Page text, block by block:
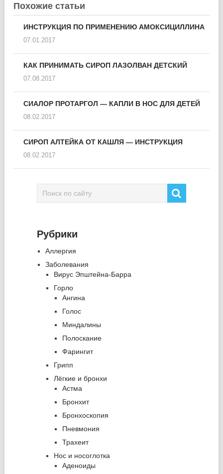
Похожие статьи
ИНСТРУКЦИЯ ПО ПРИМЕНЕНИЮ АМОКСИЦИЛЛИНА
07.01.2017
КАК ПРИНИМАТЬ СИРОП ЛАЗОЛВАН ДЕТСКИЙ
07.08.2017
СИАЛОР ПРОТАРГОЛ — КАПЛИ В НОС ДЛЯ ДЕТЕЙ
08.02.2017
СИРОП АЛТЕЙКА ОТ КАШЛЯ — ИНСТРУКЦИЯ
08.02.2017
Рубрики
Аллергия
Заболевания
Вирус Эпштейна-Барра
Горло
Ангина
Голос
Миндалины
Полоскание
Фарингит
Грипп
Лёгкие и бронхи
Астма
Бронхит
Бронхоскопия
Пневмония
Трахеит
Нос и носоглотка
Аденоиды